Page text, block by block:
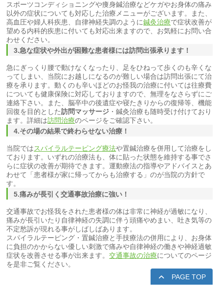
スポーツコンディショニングや痩身鍼治療などケガやお身体の痛み
以外の症状についても対応した治療メニューがございます。また、
高血圧や婦人科疾患、自律神経失調のように鍼灸治療で症状改善が
望める内科的疾患に付いても対応出来ますので、お気軽にお問い合
わせください。
3.急な症状や外出が困難な患者様には訪問出張承ります！
急にぎっくり腰で動けなくなったり、足をひねって歩くのも辛くな
ってしまい、当院にお越しになるのが難しい場合は訪問出張にて治
療を承ります。動くのも辛いほどのお怪我の治療に付いては往療費
についても健康保険に対応しておりますので、無理をなさらずにご
連絡下さい。また、脳卒中の後遺症や寝たきりからの復帰等、機能
回復を目的とした訪問マッサージ ・鍼灸治療も随時受け付けており
ます。詳細は訪問治療のページをご確認下さい。
4.その場の結果で終わらせない治療！
当院ではスパイラルテーピング療法や置鍼治療を併用して治療をし
ております。いずれの治療法も、体に貼った状態を維持する事でさ
らに症状の改善が期待できます。運動療法の指導やアドバイスとあ
わせて「患者様が家に帰ってからも治療する」のが当院の方針で
す。
5.痛みが長引く交通事故治療に強い！
交通事故でお怪我をされた患者様の体は非常に神経が過敏になり、
痛みが長引いたり自律神経の失調に伴う頭痛やめまい、吐き気等の
不定愁訴が現れる事がしばしばあります。
スパイラルテーピング・置鍼治療と手技療法の併用により、お身体
に負担のかからない優しい刺激で痛みや自律神経の働きや神経過敏
症状を改善させる事が出来ます。交通事故の治療についてのページ
を是非ご覧ください。
PAGE TOP